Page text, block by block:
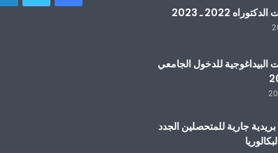
2022 ـ 2023
البيداغوجية للدخول الجامعي
جارية للمتحصلين الجدد